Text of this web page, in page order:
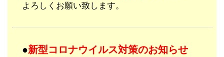
よろしくお願い致します。
●新型コロナウイルス対策のお知らせ